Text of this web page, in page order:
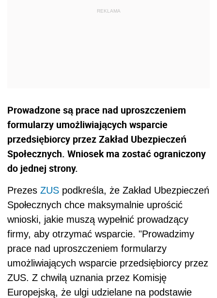
Prowadzone są prace nad uproszczeniem
formularzy umożliwiających wsparcie
przedsiębiorcy przez Zakład Ubezpieczeń
Społecznych. Wniosek ma zostać ograniczony
do jednej strony.
Prezes ZUS podkreśla, że Zakład Ubezpieczeń
Społecznych chce maksymalnie uprościć
wnioski, jakie muszą wypełnić prowadzący
firmy, aby otrzymać wsparcie. "Prowadzimy
prace nad uproszczeniem formularzy
umożliwiających wsparcie przedsiębiorcy przez
ZUS. Z chwilą uznania przez Komisję
Europejską, że ulgi udzielane na podstawie